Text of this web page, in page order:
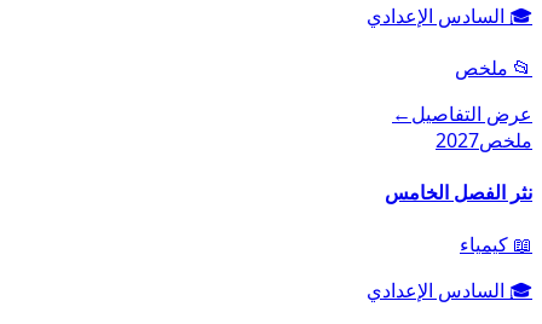
🎓 السادس الإعدادي
📂 ملخص
عرض التفاصيل←
ملخص2027
نثر الفصل الخامس
📖 كيمياء
🎓 السادس الإعدادي